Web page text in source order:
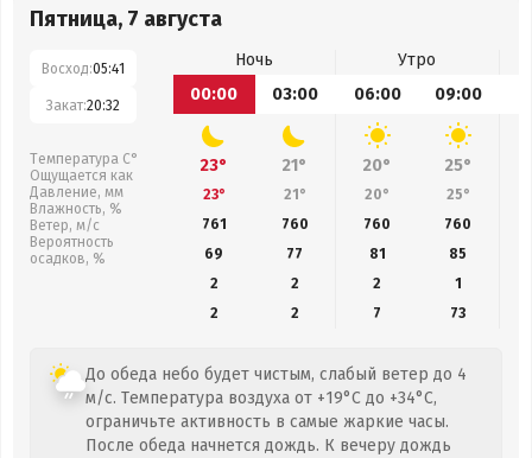
Пятница, 7 августа
Восход:05:41
Закат:20:32
Температура С°
Ощущается как
Давление, мм
Влажность, %
Ветер, м/с
Вероятность
осадков, %
Ночь
Утро
00:00
03:00 06:00 09:00
23° 21° 20° 25°
23° 21° 20° 25°
761
760 760 760
69
77 81 85
2
2 2
1
2
2 7 73
До обеда небо будет чистым, слабый ветер до 4
м/с. Температура воздуха от +19°C до +34°C,
ограничьте активность в самые жаркие часы.
После обеда начнется дождь. К вечеру дождь